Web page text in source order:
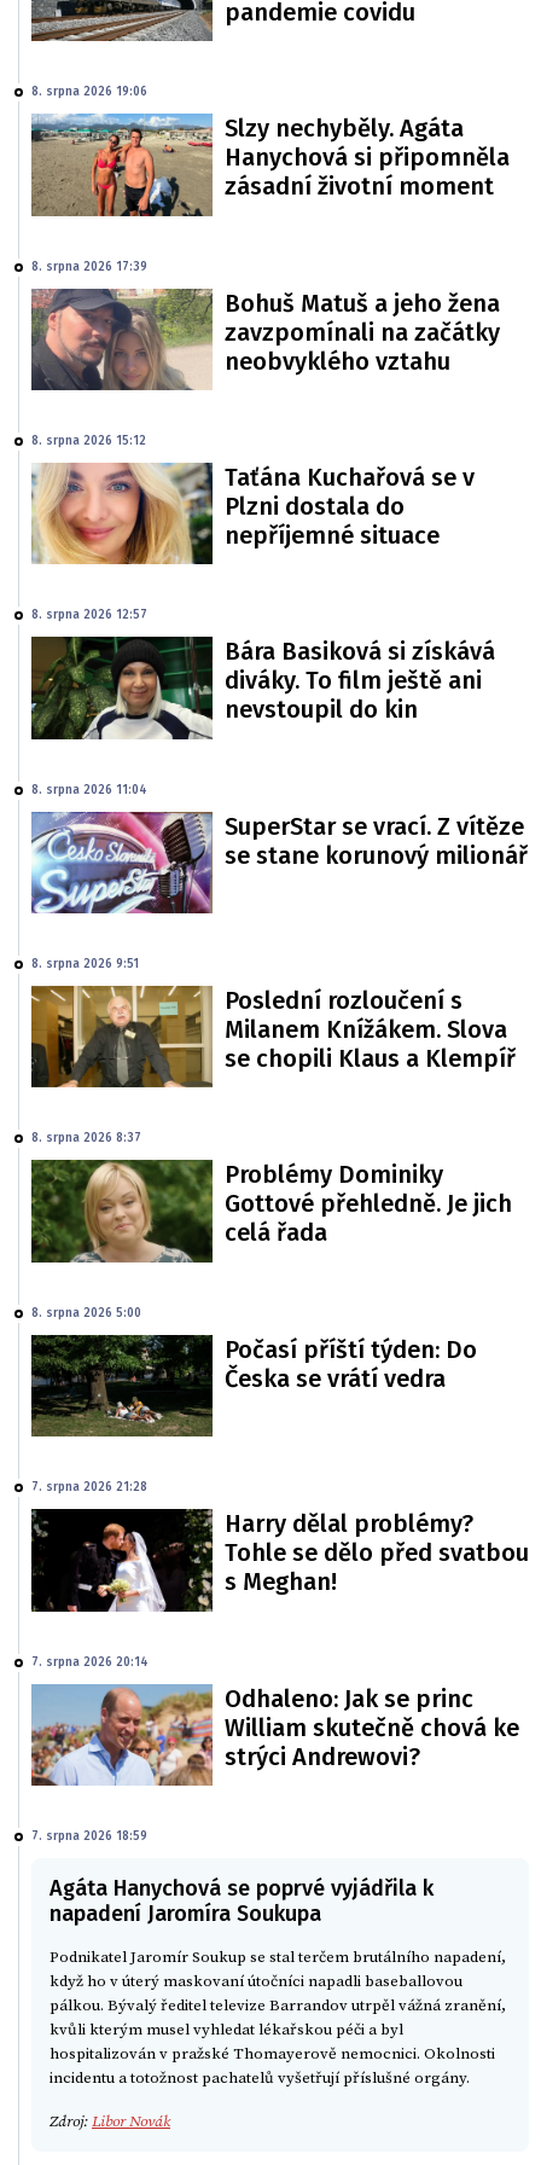
pandemie covidu
8. srpna 2026 19:06
Slzy nechyběly. Agáta
Hanychová si připomněla
zásadní životní moment
8. srpna 2026 17:39
Bohuš Matuš a jeho žena
zavzpomínali na začátky
neobvyklého vztahu
8. srpna 2026 15:12
Taťána Kuchařová se v
Plzni dostala do
nepříjemné situace
8. srpna 2026 12:57
Bára Basiková si získává
diváky. To film ještě ani
nevstoupil do kin
8. srpna 2026 11:04
SuperStar se vrací. Z vítěze
se stane korunový milionář
8. srpna 2026 9:51
Poslední rozloučení s
Milanem Knížákem. Slova
se chopili Klaus a Klempíř
8. srpna 2026 8:37
Problémy Dominiky
Gottové přehledně. Je jich
celá řada
8. srpna 2026 5:00
Počasí příští týden: Do
Česka se vrátí vedra
7. srpna 2026 21:28
Harry dělal problémy?
Tohle se dělo před svatbou
s Meghan!
7. srpna 2026 20:14
Odhaleno: Jak se princ
William skutečně chová ke
strýci Andrewovi?
7. srpna 2026 18:59
Agáta Hanychová se poprvé vyjádřila k
napadení Jaromíra Soukupa
Podnikatel Jaromír Soukup se stal terčem brutálního napadení,
když ho v úterý maskovaní útočníci napadli baseballovou
pálkou. Bývalý ředitel televize Barrandov utrpěl vážná zranění,
kvůli kterým musel vyhledat lékařskou péči a byl
hospitalizován v pražské Thomayerově nemocnici. Okolnosti
incidentu a totožnost pachatelů vyšetřují příslušné orgány.
Zdroj:Libor Novák